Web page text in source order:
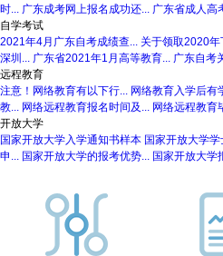
时... 广东成考网上报名成功还... 广东省成人高
自学考试
2021年4月广东自考成绩查... 关于领取2020年
深圳... 广东省2021年1月高等教育... 广东自考
远程教育
注意！网络教育有以下行... 网络教育入学后有
教... 网络远程教育报名时间及... 网络远程教育
开放大学
国家开放大学入学通知书样本 国家开放大学
申... 国家开放大学的报考优势... 国家开放大学